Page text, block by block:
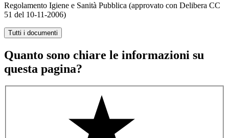
Regolamento Igiene e Sanità Pubblica (approvato con Delibera CC
51 del 10-11-2006)
Tutti i documenti
Quanto sono chiare le informazioni su
questa pagina?